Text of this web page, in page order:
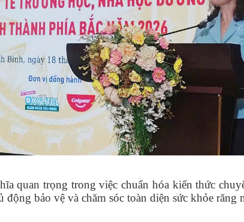
quan trọng trong việc chuẩn hóa kiến thức
động bảo vệ và chăm sóc toàn diện sức khỏe răng